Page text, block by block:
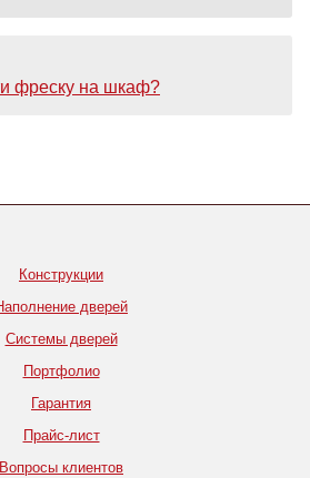
фреску на шкаф?
Конструкции
дверей
Системы дверей
Портфолио
Гарантия
Прайс-лист
Вопросы клиентов